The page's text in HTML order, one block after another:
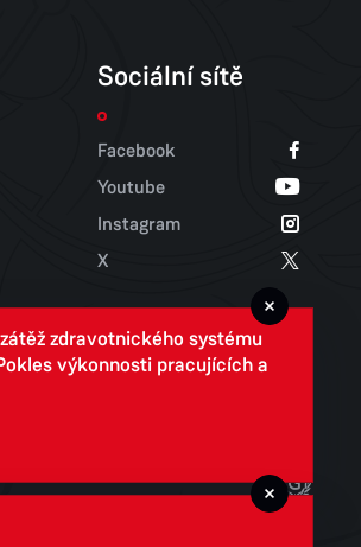
Sociální sítě
Facebook
Youtube
Instagram
X
zdravotnického systému
výkonnosti pracujících a